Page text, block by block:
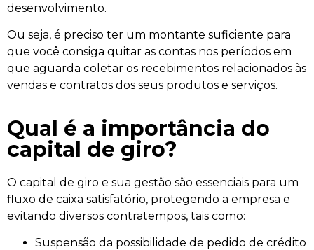
desenvolvimento.
Ou seja, é preciso ter um montante suficiente para
que você consiga quitar as contas nos períodos em
que aguarda coletar os recebimentos relacionados às
vendas e contratos dos seus produtos e serviços.
Qual é a importância do
capital de giro?
O capital de giro e sua gestão são essenciais para um
fluxo de caixa satisfatório, protegendo a empresa e
evitando diversos contratempos, tais como:
Suspensão da possibilidade de pedido de crédito